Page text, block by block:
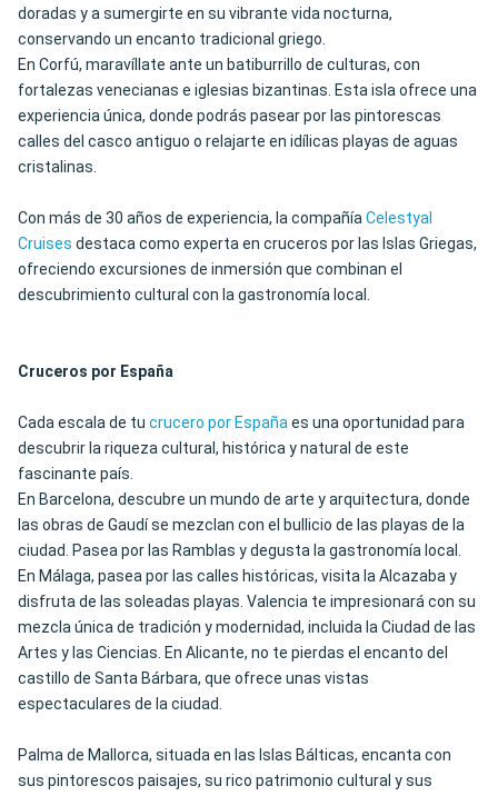
doradas y a sumergirte en su vibrante vida nocturna,
conservando un encanto tradicional griego.
En Corfú, maravíllate ante un batiburrillo de culturas, con
fortalezas venecianas e iglesias bizantinas. Esta isla ofrece una
experiencia única, donde podrás pasear por las pintorescas
calles del casco antiguo o relajarte en idílicas playas de aguas
cristalinas.
Con más de 30 años de experiencia, la compañíaCelestyal
Cruises destaca como experta en cruceros por las Islas Griegas,
ofreciendo excursiones de inmersión que combinan el
descubrimiento cultural con la gastronomía local.
Cruceros por España
Cada escala de tu crucero por Españaes una oportunidad para
descubrir la riqueza cultural, histórica y natural de este
fascinante país.
En Barcelona, descubre un mundo de arte y arquitectura, donde
las obras de Gaudí se mezclan con el bullicio de las playas de la
ciudad. Pasea por las Ramblas y degusta la gastronomía local.
En Málaga, pasea por las calles históricas, visita la Alcazaba y
disfruta de las soleadas playas. Valencia te impresionará con su
mezcla única de tradición y modernidad, incluida la Ciudad de las
Artes y las Ciencias. En Alicante, no te pierdas el encanto del
castillo de Santa Bárbara, que ofrece unas vistas
espectaculares de la ciudad.
Palma de Mallorca, situada en las Islas Bálticas, encanta con
sus pintorescos paisajes, su rico patrimonio cultural y sus